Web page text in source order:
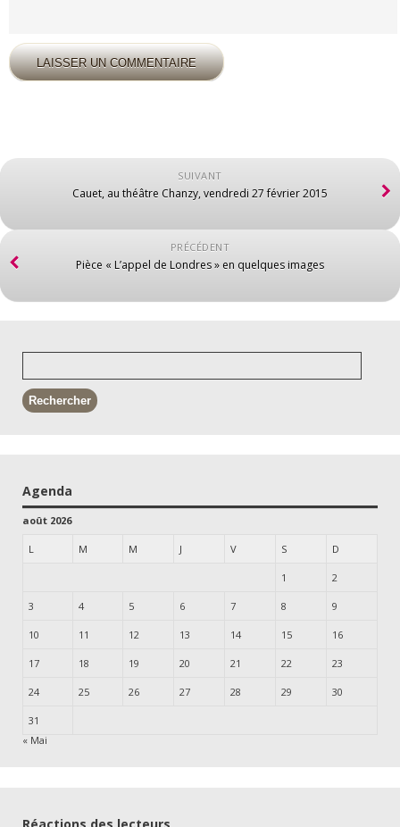
SUIVANT
Cauet, au théâtre Chanzy, vendredi 27 février 2015
PRÉCÉDENT
Pièce « L’appel de Londres » en quelques images
Agenda
août 2026
L M M J V S D
1 2
3 4 5 6 7 8 9
10 11 12 13 14 15 16
17 18 19 20 21 22 23
24 25 26 27 28 29 30
31
« Mai
Réactions des lecteurs